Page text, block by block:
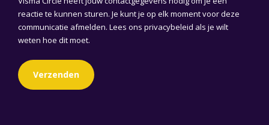
reactie te kunnen sturen. Je kunt je op elk moment voor deze
communicatie afmelden. Lees ons privacybeleid als je wilt
weten hoe dit moet.